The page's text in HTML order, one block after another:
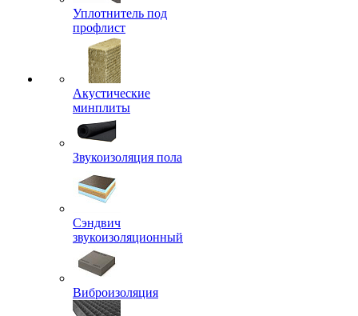
Уплотнитель под
профлист
Акустические
минплиты
Звукоизоляция пола
Сэндвич
звукоизоляционный
Виброизоляция